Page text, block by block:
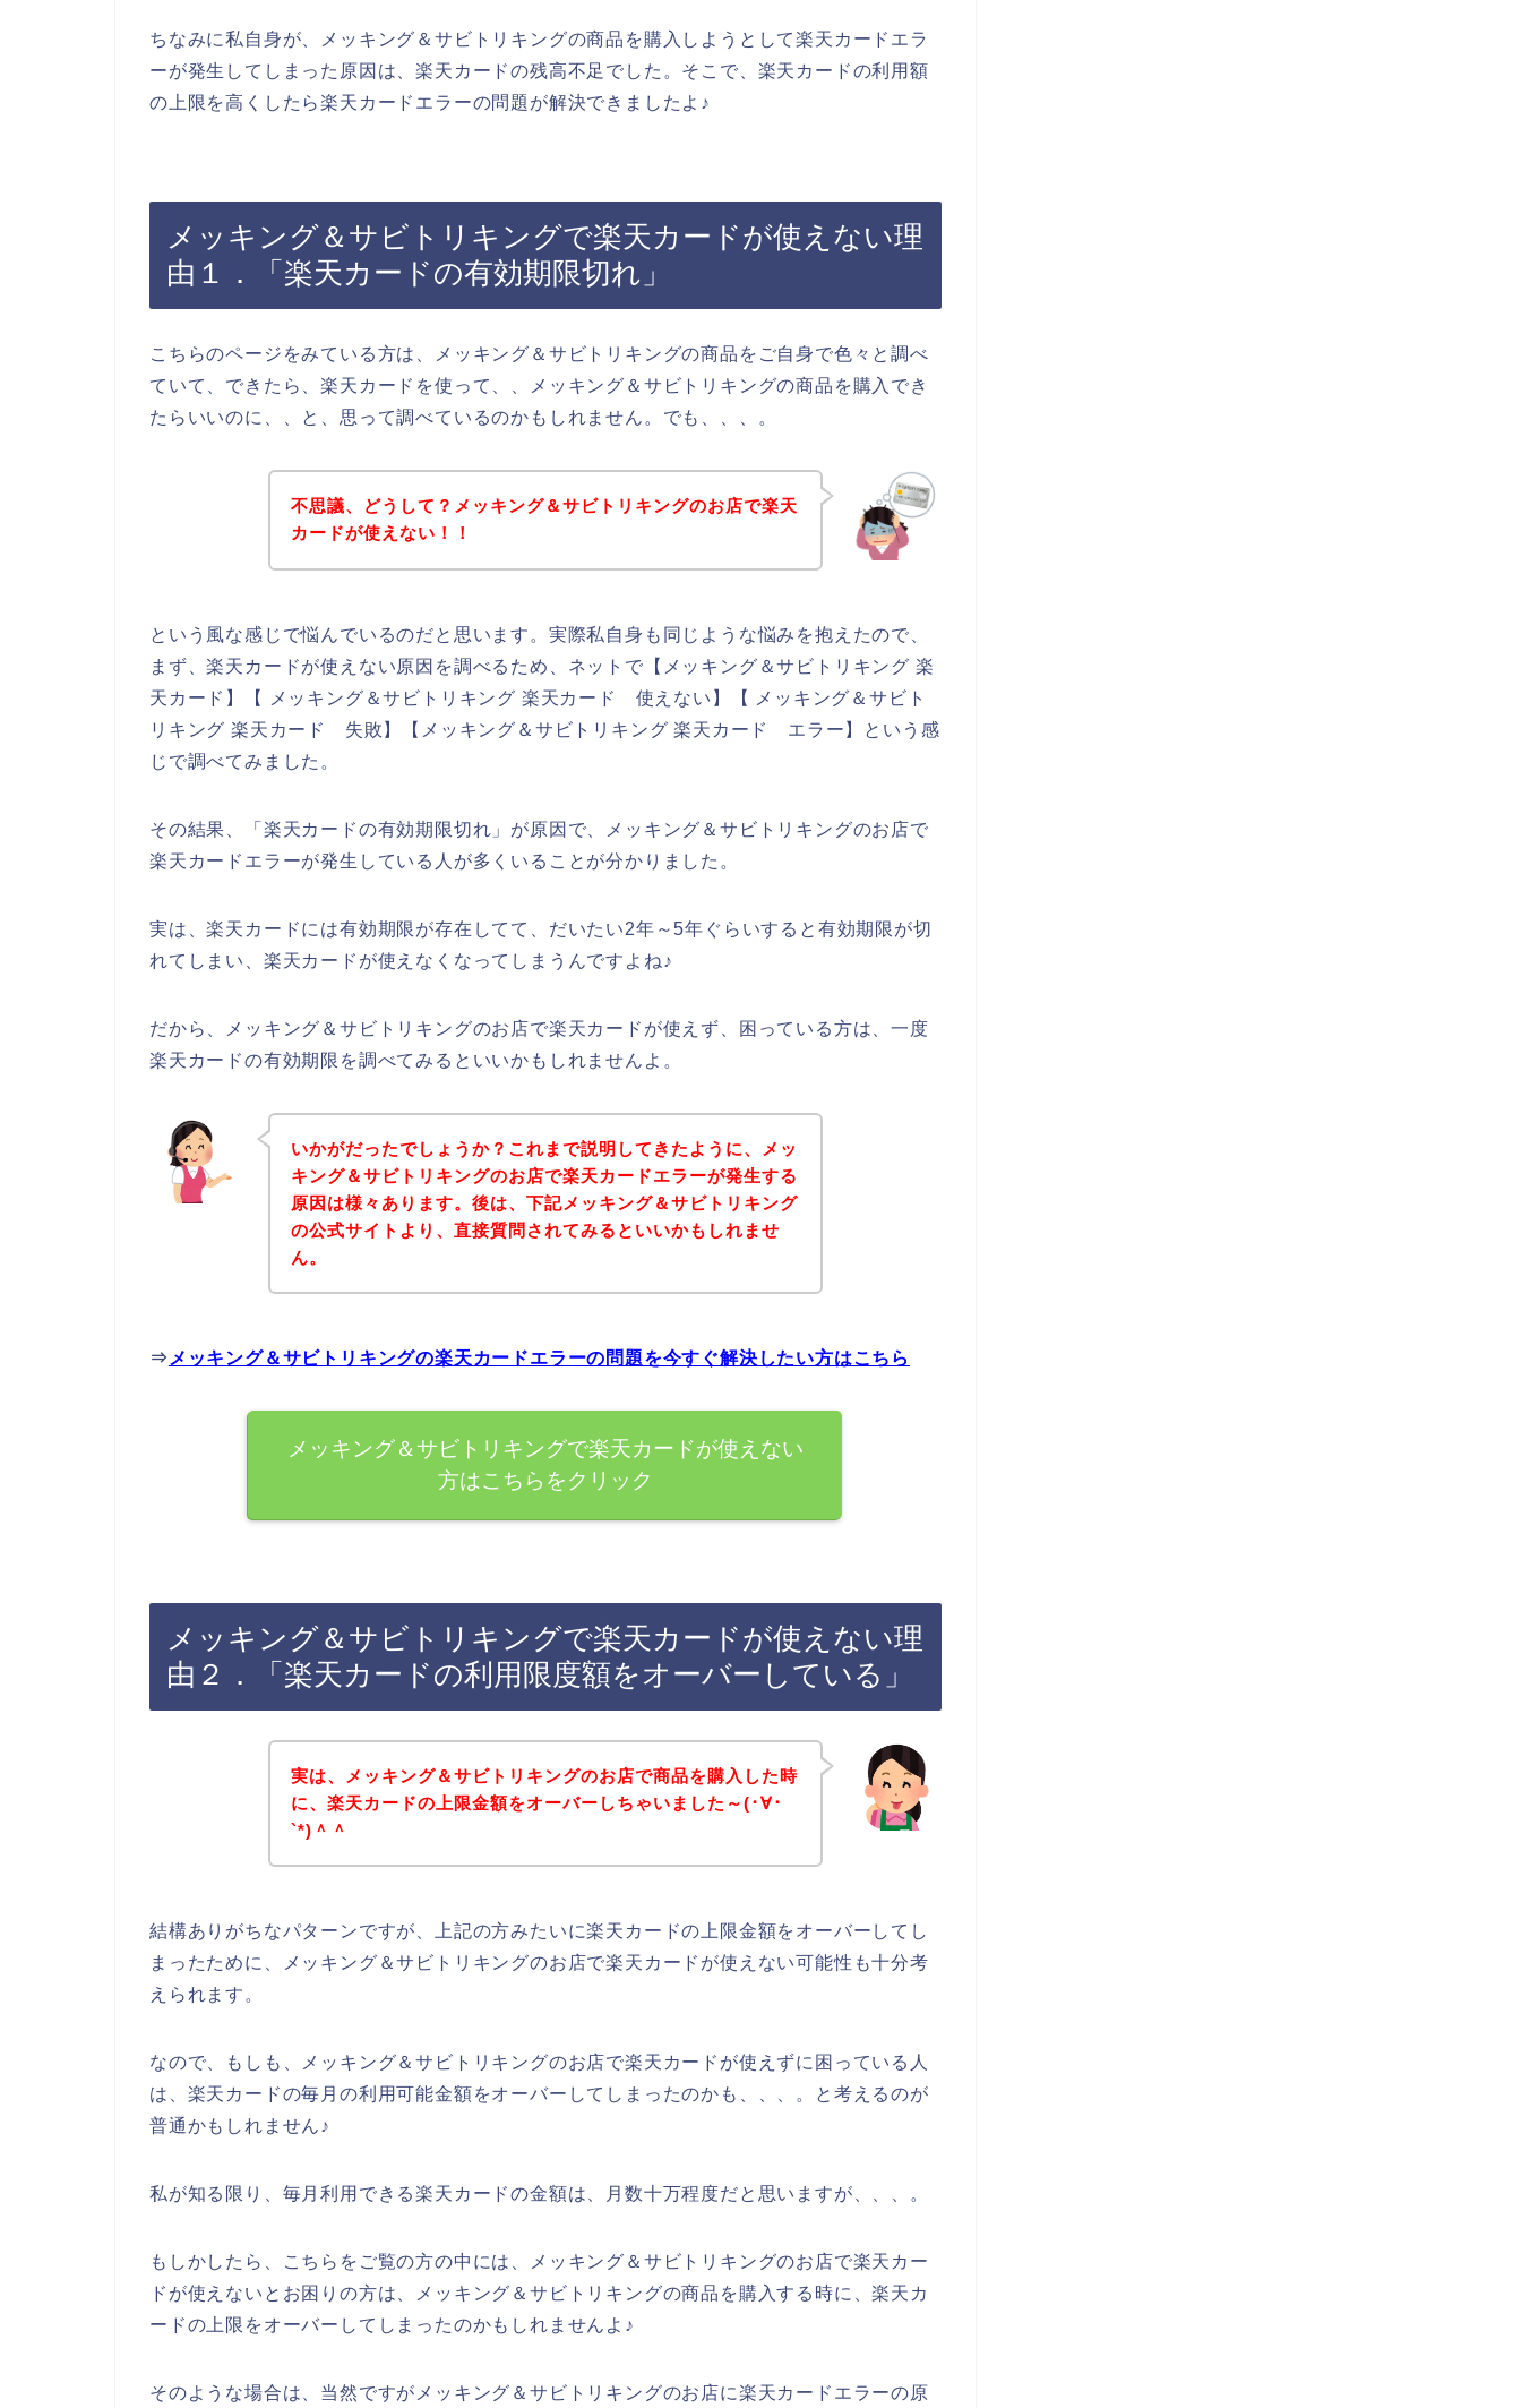
ちなみに私自身が、メッキング＆サビトリキングの商品を購入しようとして楽天カードエラ
ーが発生してしまった原因は、楽天カードの残高不足でした。そこで、楽天カードの利用額
の上限を高くしたら楽天カードエラーの問題が解決できましたよ♪
メッキング＆サビトリキングで楽天カードが使えない理
由１．「楽天カードの有効期限切れ」
こちらのページをみている方は、メッキング＆サビトリキングの商品をご自身で色々と調べ
ていて、できたら、楽天カードを使って、、メッキング＆サビトリキングの商品を購入でき
たらいいのに、、と、思って調べているのかもしれません。でも、、、。
不思議、どうして？メッキング＆サビトリキングのお店で楽天
カードが使えない！！
という風な感じで悩んでいるのだと思います。実際私自身も同じような悩みを抱えたので、
まず、楽天カードが使えない原因を調べるため、ネットで【メッキング＆サビトリキング 楽
天カード】【 メッキング＆サビトリキング 楽天カード 使えない】【 メッキング＆サビト
リキング 楽天カード 失敗】【メッキング＆サビトリキング 楽天カード エラー】という感
じで調べてみました。
その結果、「楽天カードの有効期限切れ」が原因で、メッキング＆サビトリキングのお店で
楽天カードエラーが発生している人が多くいることが分かりました。
実は、楽天カードには有効期限が存在してて、だいたい2年～5年ぐらいすると有効期限が切
れてしまい、楽天カードが使えなくなってしまうんですよね♪
だから、メッキング＆サビトリキングのお店で楽天カードが使えず、困っている方は、一度
楽天カードの有効期限を調べてみるといいかもしれませんよ。
いかがだったでしょうか？これまで説明してきたように、メッ
キング＆サビトリキングのお店で楽天カードエラーが発生する
原因は様々あります。後は、下記メッキング＆サビトリキング
の公式サイトより、直接質問されてみるといいかもしれませ
ん。
⇒ メッキング＆サビトリキングの楽天カードエラーの問題を今すぐ解決したい方はこちら
メッキング＆サビトリキングで楽天カードが使えない
方はこちらをクリック
メッキング＆サビトリキングで楽天カードが使えない理
由２．「楽天カードの利用限度額をオーバーしている」
実は、メッキング＆サビトリキングのお店で商品を購入した時
に、楽天カードの上限金額をオーバーしちゃいました～(･∀･
`*)＾＾
結構ありがちなパターンですが、上記の方みたいに楽天カードの上限金額をオーバーしてし
まったために、メッキング＆サビトリキングのお店で楽天カードが使えない可能性も十分考
えられます。
なので、もしも、メッキング＆サビトリキングのお店で楽天カードが使えずに困っている人
は、楽天カードの毎月の利用可能金額をオーバーしてしまったのかも、、、。と考えるのが
普通かもしれません♪
私が知る限り、毎月利用できる楽天カードの金額は、月数十万程度だと思いますが、、、。
もしかしたら、こちらをご覧の方の中には、メッキング＆サビトリキングのお店で楽天カー
ドが使えないとお困りの方は、メッキング＆サビトリキングの商品を購入する時に、楽天カ
ードの上限をオーバーしてしまったのかもしれませんよ♪
そのような場合は、当然ですがメッキング＆サビトリキングのお店に楽天カードエラーの原